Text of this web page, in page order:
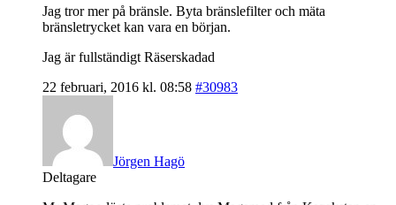
Jag tror mer på bränsle. Byta bränslefilter och mäta
bränsletrycket kan vara en början.
Jag är fullständigt Räserskadad
22 februari, 2016 kl. 08:58 #30983
Jörgen Hagö
Deltagare